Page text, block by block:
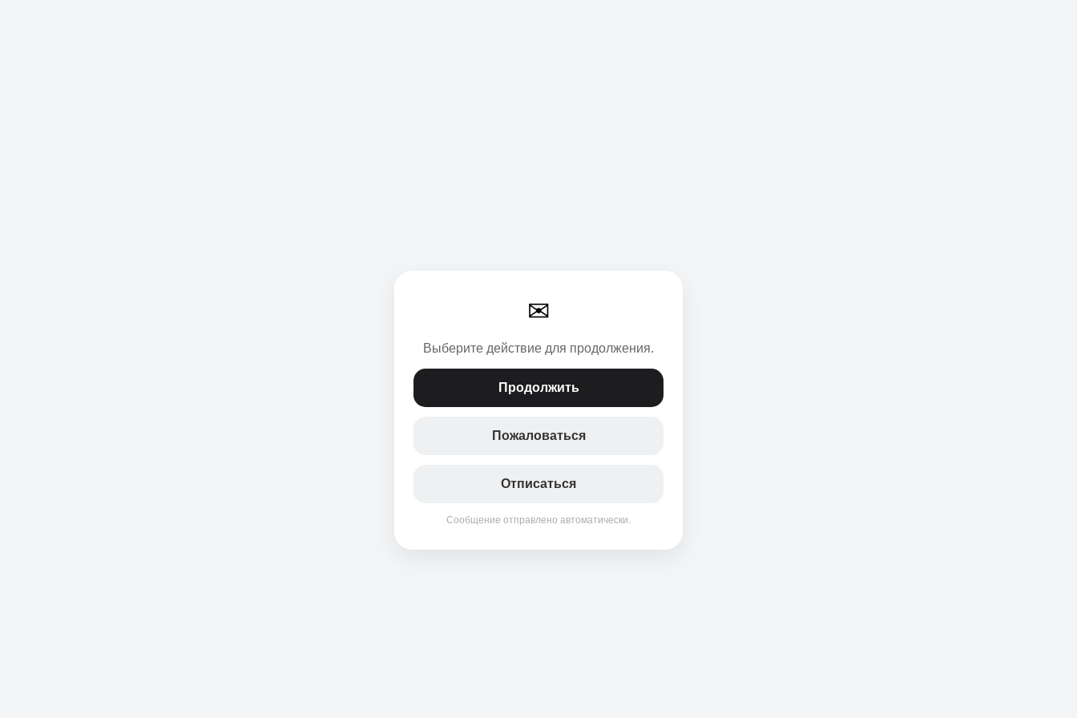
✉
Выберите действие для продолжения.
Продолжить
Пожаловаться
Отписаться
Сообщение отправлено автоматически.